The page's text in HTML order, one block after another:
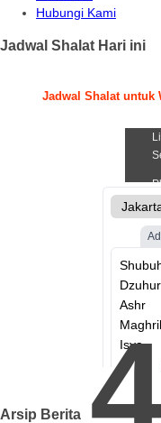
Hubungi Kami
Jadwal Shalat Hari ini
Jadwal Shalat untuk
Arsip Berita